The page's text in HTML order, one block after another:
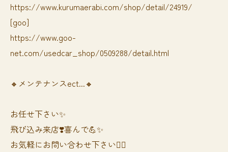
https://www.kurumaerabi.com/shop/detail/24919/
[goo]
https://www.goo-
net.com/usedcar_shop/0509288/detail.html
🔸メンテナンスect...🔸
お任せ下さい✨
飛び込み来店❣️喜んで💪✨
お気軽にお問い合わせ下さい🙆‍♀️